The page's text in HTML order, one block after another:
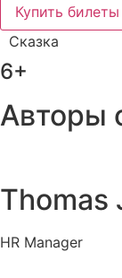
Купить билеты
Сказка
6+
Авторы
Thomas
HR Manager